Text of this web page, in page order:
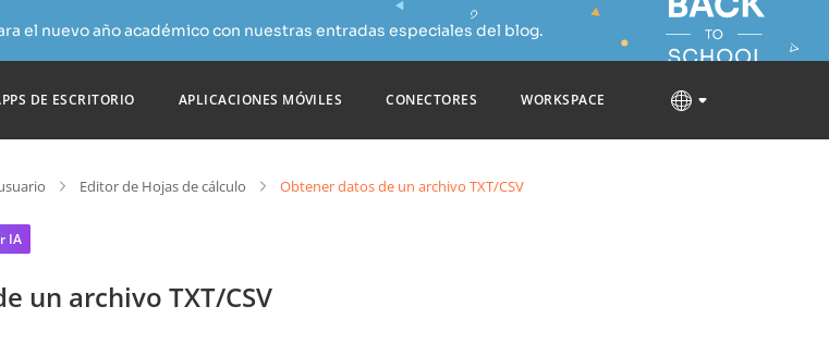
el nuevo año académico con nuestras entradas especiales del blog.
DE ESCRITORIO APLICACIONES MÓVILES CONECTORES WORKSPACE
Editor de Hojas de cálculo Obtener datos de un archivo TXT/CSV
IA
un archivo TXT/CSV